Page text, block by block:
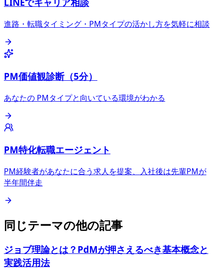
進路・転職タイミング・PMタイプの活かし方を気軽に相談
PM価値観診断（5分）
あなたの PMタイプと向いている環境がわかる
PM特化転職エージェント
PM経験者があなたに合う求人を提案、入社後は先輩PMが
半年間伴走
同じテーマの他の記事
ジョブ理論とは？PdMが押さえるべき基本概念と
実践活用法